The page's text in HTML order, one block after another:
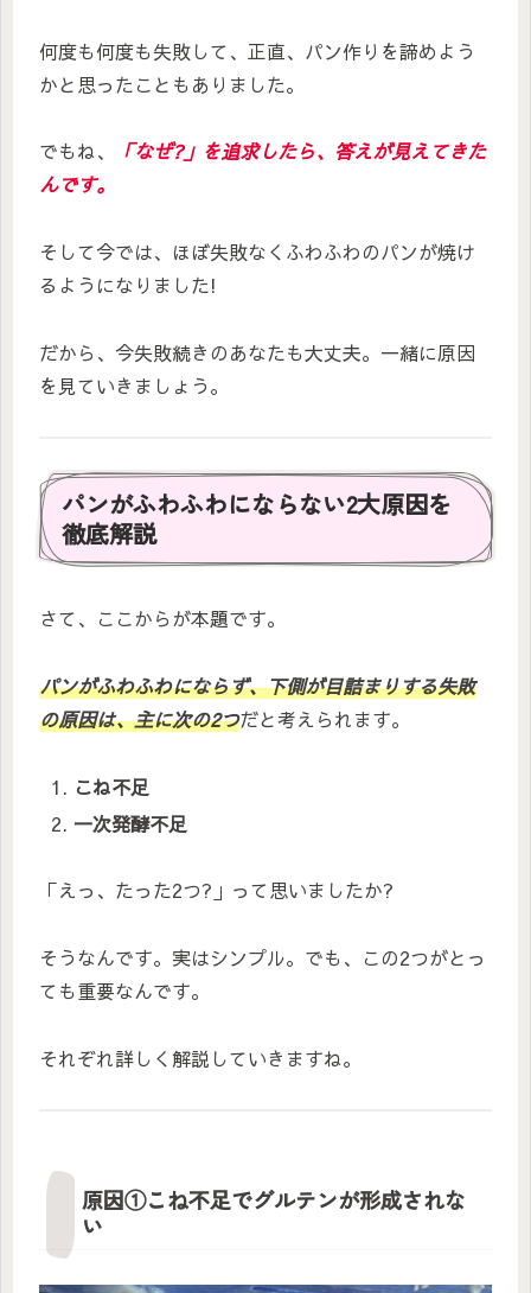
何度も何度も失敗して、正直、パン作りを諦めよう
かと思ったこともありました。
でもね、
「なぜ?」を追求したら、答えが見えてきた
んです。
そして今では、ほぼ失敗なくふわふわのパンが焼け
るようになりました!
だから、今失敗続きのあなたも大丈夫。一緒に原因
を見ていきましょう。
パンがふわふわにならない2大原因を
徹底解説
さて、ここからが本題です。
パンがふわふわにならず、下側が目詰まりする失敗
の原因は、主に次の2つだと考えられます。
こね不足
一次発酵不足
「えっ、たった2つ?」って思いましたか?
そうなんです。実はシンプル。でも、この2つがとっ
ても重要なんです。
それぞれ詳しく解説していきますね。
原因①こね不足でグルテンが形成されな
い